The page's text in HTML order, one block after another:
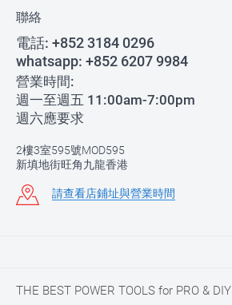
聯絡
電話: +852 3184 0296
whatsapp: +852 6207 9984
營業時間:
週一至週五 11:00am-7:00pm
週六應要求
2樓3室595號MOD595
新填地街旺角九龍香港
請查看店鋪址與營業時間
THE BEST POWER TOOLS for PRO & DIY